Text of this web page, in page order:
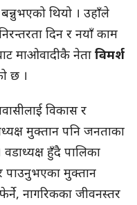
थियो । उहाँले
दिन र नयाँ काम
माओवादीकै नेता विमर्श
छ ।
विकास र
मुक्तान पनि जनताका
हुँदै पालिका
पाउनुभएका मुक्तान
नागरिकका जीवनस्तर